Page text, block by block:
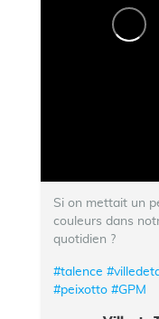
Si on mettait un
couleurs dans
quotidien ?
#talence
#peixotto #GPM